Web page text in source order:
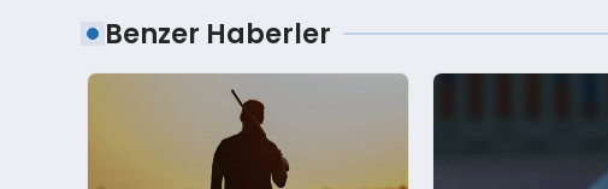
Benzer Haberler